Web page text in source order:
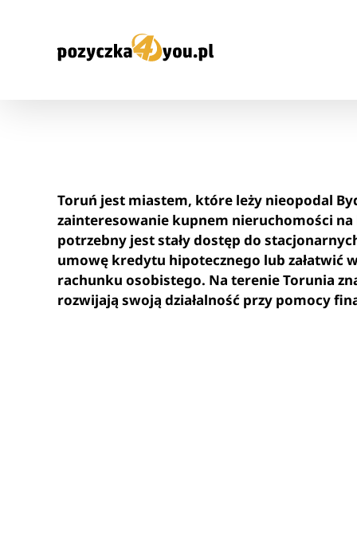
zawartości
Toruń jest miastem, które leży nieopodal
zainteresowanie kupnem nieruchomości
potrzebny jest stały dostęp do
umowę kredytu hipotecznego lub załatwić
rachunku osobistego. Na terenie Torunia
rozwijają swoją działalność przy pomocy